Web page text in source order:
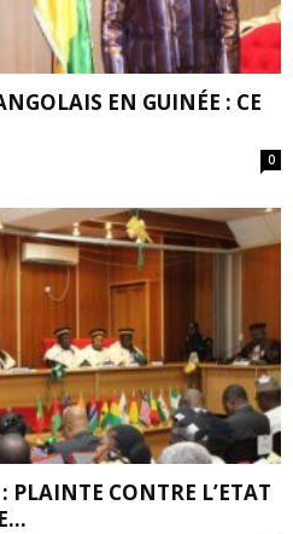
EN GUINÉE : CE
0
PLAINTE CONTRE L’ETAT